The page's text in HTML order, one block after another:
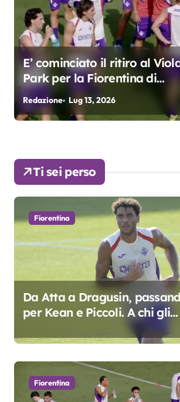
E’ cominciato il ritiro al
Park per la Fiorentina di
Grosso
Redazione Lug 13, 2026
Ti sei perso
Fiorentina
Da Atta a Dragusin,
per Kean e Piccoli. A chi gli
oscar del precampionato?
Fiorentina